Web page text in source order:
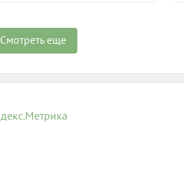
Смотреть еще